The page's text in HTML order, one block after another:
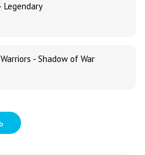
Legendary
- Shadow of War